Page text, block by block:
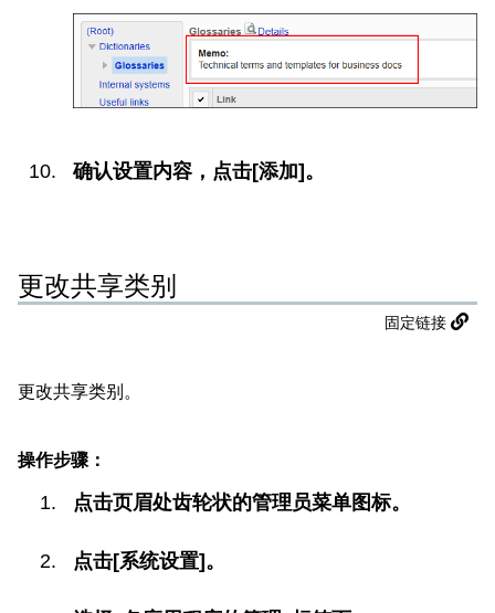
确认设置内容，点击[添加]。
更改共享类别
固定链接
更改共享类别。
操作步骤：
点击页眉处齿轮状的管理员菜单图标。
点击[系统设置]。